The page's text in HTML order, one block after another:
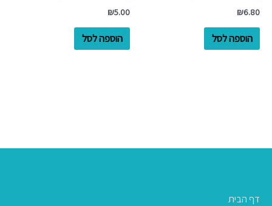
₪6.80
הוספה לסל
₪5.00
הוספה לסל
דף הבית